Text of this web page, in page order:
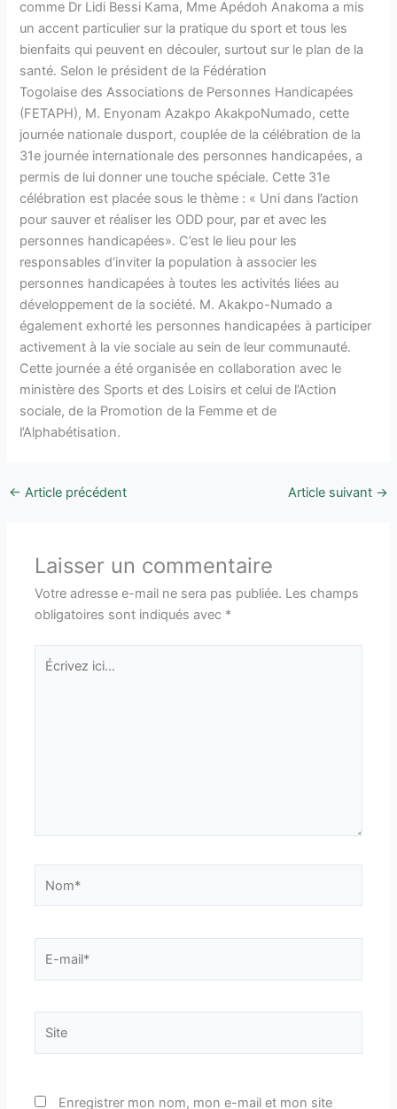
comme Dr Lidi Bessi Kama, Mme Apédoh Anakoma a mis
un accent particulier sur la pratique du sport et tous les
bienfaits qui peuvent en découler, surtout sur le plan de la
santé. Selon le président de la Fédération
Togolaise des Associations de Personnes Handicapées
(FETAPH), M. Enyonam Azakpo AkakpoNumado, cette
journée nationale dusport, couplée de la célébration de la
31e journée internationale des personnes handicapées, a
permis de lui donner une touche spéciale. Cette 31e
célébration est placée sous le thème : « Uni dans l’action
pour sauver et réaliser les ODD pour, par et avec les
personnes handicapées». C’est le lieu pour les
responsables d’inviter la population à associer les
personnes handicapées à toutes les activités liées au
développement de la société. M. Akakpo-Numado a
également exhorté les personnes handicapées à participer
activement à la vie sociale au sein de leur communauté.
Cette journée a été organisée en collaboration avec le
ministère des Sports et des Loisirs et celui de l’Action
sociale, de la Promotion de la Femme et de
l’Alphabétisation.
← Article précédent Article suivant →
Laisser un commentaire
Votre adresse e-mail ne sera pas publiée. Les champs
obligatoires sont indiqués avec *
Écrivez
ici…
mail*
Enregistrer mon nom, mon e-mail et mon site